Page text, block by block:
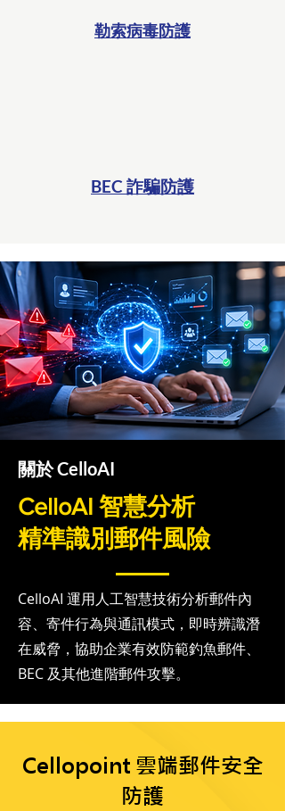
勒索病毒防護
BEC 詐騙防護
​關於 CelloAI
CelloAI 智慧分析
精準識別郵件風險
CelloAI 運用人工智慧技術分析郵件內
容、寄件行為與通訊模式，即時辨識潛
在威脅，協助企業有效防範釣魚郵件、
BEC 及其他進階郵件攻擊。
Cellopoint 雲端郵件安全
防護